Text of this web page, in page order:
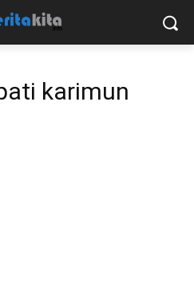
karimun